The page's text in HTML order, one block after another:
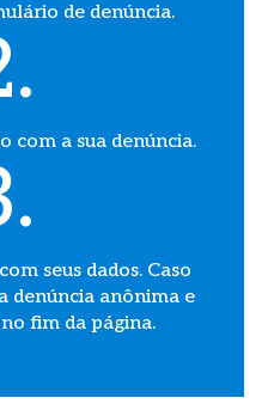
de denúncia.
com a sua denúncia.
seus dados. Caso
denúncia anônima e
fim da página.